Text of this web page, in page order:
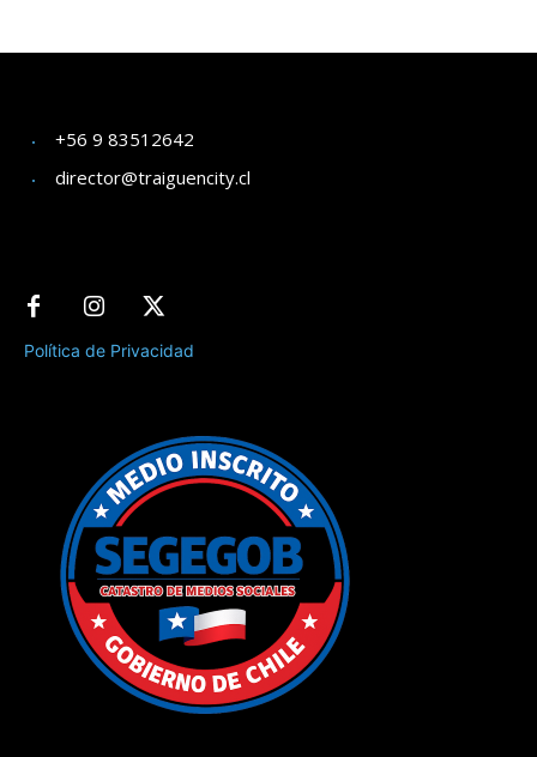
+56 9 83512642
director@traiguencity.cl
Política de Privacidad